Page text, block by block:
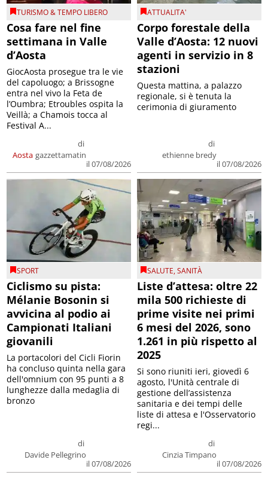
TURISMO & TEMPO LIBERO
Cosa fare nel fine
settimana in Valle
d’Aosta
Aosta
di
gazzettamatin
il 07/08/2026
GiocAosta prosegue tra le vie
del capoluogo; a Brissogne
entra nel vivo la Feta de
l’Oumbra; Etroubles ospita la
Veillà; a Chamois tocca al
Festival A...
ATTUALITA'
Corpo forestale della
Valle d’Aosta: 12 nuovi
agenti in servizio in 8
stazioni
di
ethienne bredy
il 07/08/2026
Questa mattina, a palazzo
regionale, si è tenuta la
cerimonia di giuramento
SPORT
Ciclismo su pista:
Mélanie Bosonin si
avvicina al podio ai
Campionati Italiani
giovanili
di
Davide Pellegrino
il 07/08/2026
La portacolori del Cicli Fiorin
ha concluso quinta nella gara
dell'omnium con 95 punti a 8
lunghezze dalla medaglia di
bronzo
SALUTE,SANITÀ
Liste d’attesa: oltre 22
mila 500 richieste di
prime visite nei primi
6 mesi del 2026, sono
1.261 in più rispetto al
2025
di
Cinzia Timpano
il 07/08/2026
Si sono riuniti ieri, giovedì 6
agosto, l'Unità centrale di
gestione dell’assistenza
sanitaria e dei tempi delle
liste di attesa e l'Osservatorio
regi...